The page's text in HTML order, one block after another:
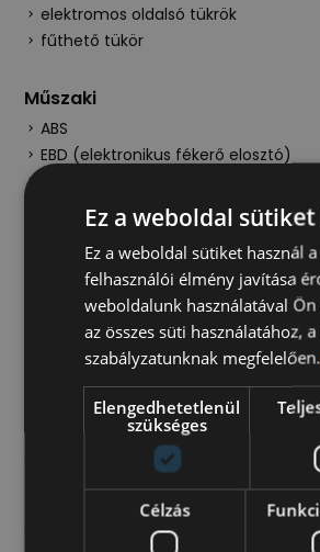
elektromos oldalsó tükrök
fűthető tükör
Műszaki
ABS
EBD (elektronikus fékerő elosztó)
Kérje értékesítőnk ajánlatát!
Ajánlatot kérek
Furgonunkat szükség esetén
igényeinek megfelelően.
raktérburkolat, szigetelés,
emelőhátfal és tolatókamera is.
klíma extra felszereltséget
megrendelésből egyedi
ezt a típusú autót. Egyedi
Ez a weboldal sütiket
Ez a weboldal sütiket használ a
felhasználói élmény javítása
weboldalunk használatával
az összes süti használatához,
szabályzatunknak megfelelően.
Elengedhetetlenül
szükséges
Célzás